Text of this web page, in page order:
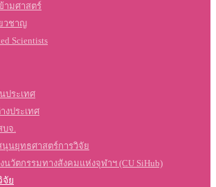
ามศาสตร์
วชาญ
Scientists
ประเทศ
งประเทศ
บจ.
นยุทธศาสตร์การวิจัย
นวัตกรรมทางสังคมแห่งจุฬาฯ (CU SiHub)
จัย